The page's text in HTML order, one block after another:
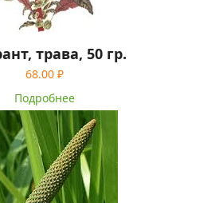
трава, 50 гр.
68.00 ₽
Подробнее